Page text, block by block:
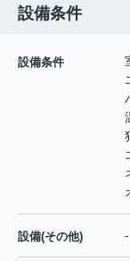
設備条件
設備条件
設備(その他) -